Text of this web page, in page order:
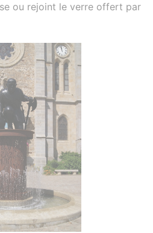
ou rejoint le verre offert par